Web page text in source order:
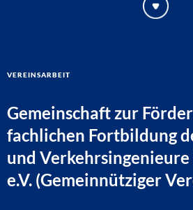
Vereinsarbeit
Gemeinschaft zur
fachlichen Fortbildung
und
e.V. (Gemeinnütziger